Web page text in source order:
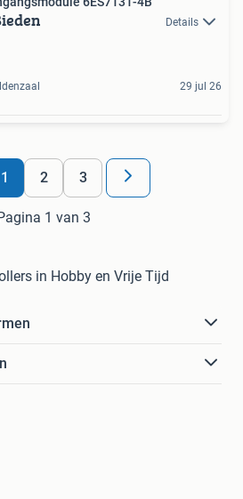
Details
29 jul 26
1 2 3
1 van 3
in Hobby en Vrije Tijd